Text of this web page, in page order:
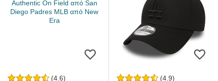
(4.6) (4.9)